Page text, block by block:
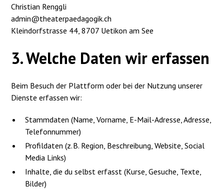
Christian Renggli
admin@theaterpaedagogik.ch
Kleindorfstrasse 44, 8707 Uetikon am See
3. Welche Daten wir erfassen
Beim Besuch der Plattform oder bei der Nutzung unserer
Dienste erfassen wir:
Stammdaten (Name, Vorname, E-Mail-Adresse, Adresse,
Telefonnummer)
Profildaten (z. B. Region, Beschreibung, Website, Social
Media Links)
Inhalte, die du selbst erfasst (Kurse, Gesuche, Texte,
Bilder)